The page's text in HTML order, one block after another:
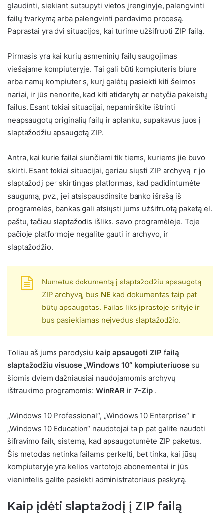
glaudinti, siekiant sutaupyti vietos įrenginyje, palengvinti
failų tvarkymą arba palengvinti perdavimo procesą.
Paprastai yra dvi situacijos, kai turime užšifruoti ZIP failą.
Pirmasis yra kai kurių asmeninių failų saugojimas
viešajame kompiuteryje. Tai gali būti kompiuteris biure
arba namų kompiuteris, kurį galėtų pasiekti kiti šeimos
nariai, ir jūs nenorite, kad kiti atidarytų ar netyčia pakeistų
failus. Esant tokiai situacijai, nepamirškite ištrinti
neapsaugotų originalių failų ir aplankų, supakavus juos į
slaptažodžiu apsaugotą ZIP.
Antra, kai kurie failai siunčiami tik tiems, kuriems jie buvo
skirti. Esant tokiai situacijai, geriau siųsti ZIP archyvą ir jo
slaptažodį per skirtingas platformas, kad padidintumėte
saugumą, pvz., jei atsispausdinsite banko išrašą iš
programėlės, bankas gali atsiųsti jums užšifruotą paketą el.
paštu, tačiau slaptažodis išliks. savo programėlėje. Toje
pačioje platformoje negalite gauti ir archyvo, ir
slaptažodžio.
Numetus dokumentą į slaptažodžiu apsaugotą
ZIP archyvą, bus NE kad dokumentas taip pat
būtų apsaugotas. Failas liks įprastoje srityje ir
bus pasiekiamas neįvedus slaptažodžio.
Toliau aš jums parodysiu kaip apsaugoti ZIP failą
slaptažodžiu visuose „Windows 10“ kompiuteriuose su
šiomis dviem dažniausiai naudojamomis archyvų
ištraukimo programomis: WinRAR ir 7-Zip .
„Windows 10 Professional“, „Windows 10 Enterprise“ ir
„Windows 10 Education“ naudotojai taip pat galite naudoti
šifravimo failų sistemą, kad apsaugotumėte ZIP paketus.
Šis metodas netinka failams perkelti, bet tinka, kai jūsų
kompiuteryje yra kelios vartotojo abonementai ir jūs
vienintelis galite pasiekti administratoriaus paskyrą.
Kaip įdėti slaptažodį į ZIP failą